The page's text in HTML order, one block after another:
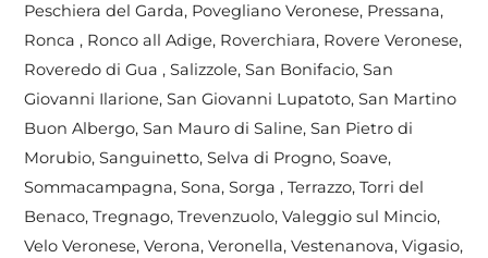
Peschiera del Garda, Povegliano Veronese, Pressana,
Ronca , Ronco all Adige, Roverchiara, Rovere Veronese,
Roveredo di Gua , Salizzole, San Bonifacio, San
Giovanni Ilarione, San Giovanni Lupatoto, San Martino
Buon Albergo, San Mauro di Saline, San Pietro di
Morubio, Sanguinetto, Selva di Progno, Soave,
Sommacampagna, Sona, Sorga , Terrazzo, Torri del
Benaco, Tregnago, Trevenzuolo, Valeggio sul Mincio,
Velo Veronese, Verona, Veronella, Vestenanova, Vigasio,